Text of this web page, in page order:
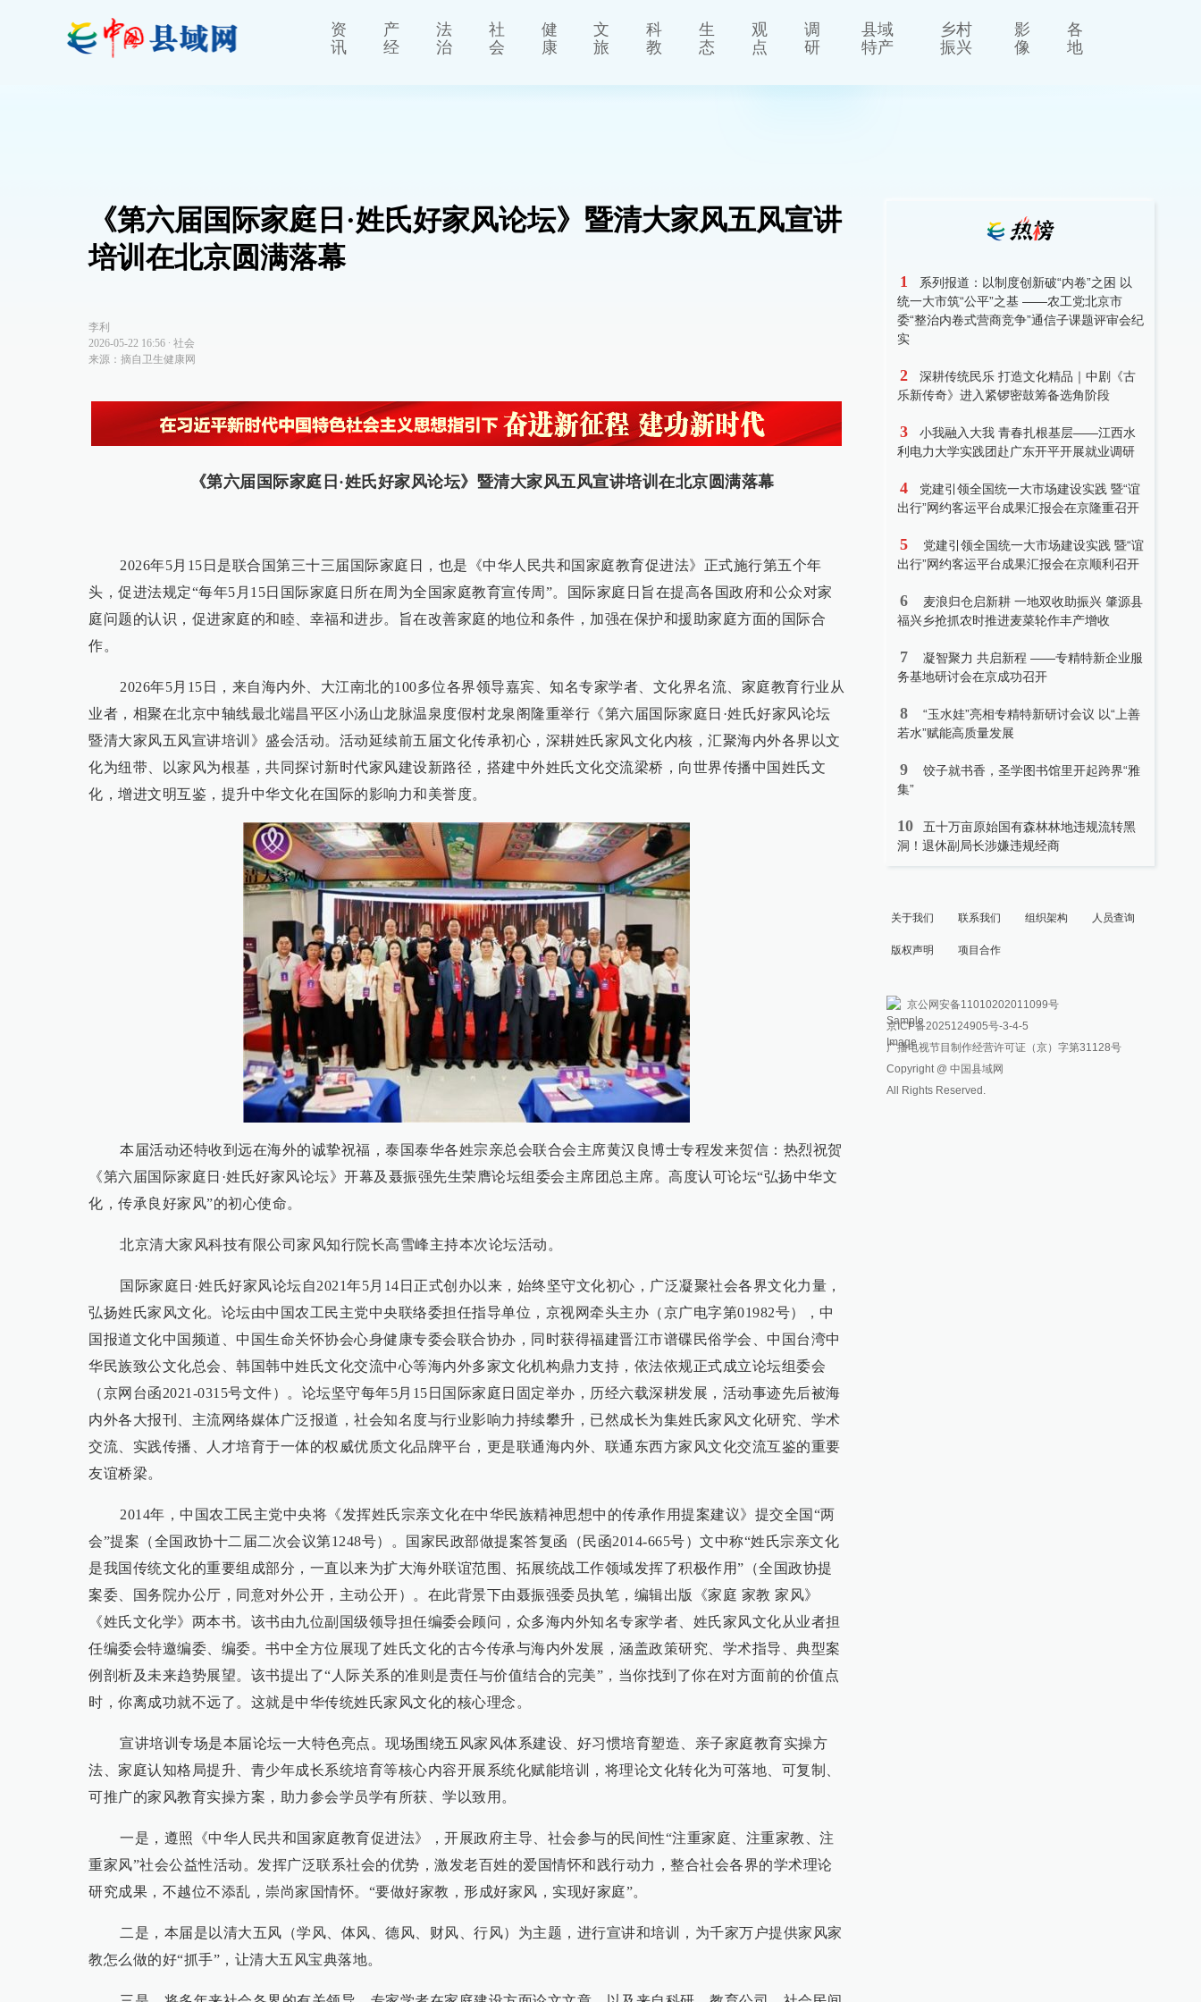
资
讯
产
经
法
治
社
会
健
康
文
旅
科
教
生
态
观
点
调
研
县域
特产
乡村
振兴
影
像
各
地
《第六届国际家庭日·姓氏好家风论坛》暨清大家风五风宣讲
培训在北京圆满落幕
李利
2026-05-22 16:56 ∙ 社会
来源：摘自卫生健康网
《第六届国际家庭日·姓氏好家风论坛》暨清大家风五风宣讲培训在北京圆满落幕
2026年5月15日是联合国第三十三届国际家庭日，也是《中华人民共和国家庭教育促进法》正式施行第五个年
头，促进法规定“每年5月15日国际家庭日所在周为全国家庭教育宣传周”。国际家庭日旨在提高各国政府和公众对家
庭问题的认识，促进家庭的和睦、幸福和进步。旨在改善家庭的地位和条件，加强在保护和援助家庭方面的国际合
作。
2026年5月15日，来自海内外、大江南北的100多位各界领导嘉宾、知名专家学者、文化界名流、家庭教育行业从
业者，相聚在北京中轴线最北端昌平区小汤山龙脉温泉度假村龙泉阁隆重举行《第六届国际家庭日·姓氏好家风论坛
暨清大家风五风宣讲培训》盛会活动。活动延续前五届文化传承初心，深耕姓氏家风文化内核，汇聚海内外各界以文
化为纽带、以家风为根基，共同探讨新时代家风建设新路径，搭建中外姓氏文化交流梁桥，向世界传播中国姓氏文
化，增进文明互鉴，提升中华文化在国际的影响力和美誉度。
本届活动还特收到远在海外的诚挚祝福，泰国泰华各姓宗亲总会联合会主席黄汉良博士专程发来贺信：热烈祝贺
《第六届国际家庭日·姓氏好家风论坛》开幕及聂振强先生荣膺论坛组委会主席团总主席。高度认可论坛“弘扬中华文
化，传承良好家风”的初心使命。
北京清大家风科技有限公司家风知行院长高雪峰主持本次论坛活动。
国际家庭日·姓氏好家风论坛自2021年5月14日正式创办以来，始终坚守文化初心，广泛凝聚社会各界文化力量，
弘扬姓氏家风文化。论坛由中国农工民主党中央联络委担任指导单位，京视网牵头主办（京广电字第01982号），中
国报道文化中国频道、中国生命关怀协会心身健康专委会联合协办，同时获得福建晋江市谱碟民俗学会、中国台湾中
华民族致公文化总会、韩国韩中姓氏文化交流中心等海内外多家文化机构鼎力支持，依法依规正式成立论坛组委会
（京网台函2021-0315号文件）。论坛坚守每年5月15日国际家庭日固定举办，历经六载深耕发展，活动事迹先后被海
内外各大报刊、主流网络媒体广泛报道，社会知名度与行业影响力持续攀升，已然成长为集姓氏家风文化研究、学术
交流、实践传播、人才培育于一体的权威优质文化品牌平台，更是联通海内外、联通东西方家风文化交流互鉴的重要
友谊桥梁。
2014年，中国农工民主党中央将《发挥姓氏宗亲文化在中华民族精神思想中的传承作用提案建议》提交全国“两
会”提案（全国政协十二届二次会议第1248号）。国家民政部做提案答复函（民函2014-665号）文中称“姓氏宗亲文化
是我国传统文化的重要组成部分，一直以来为扩大海外联谊范围、拓展统战工作领域发挥了积极作用”（全国政协提
案委、国务院办公厅，同意对外公开，主动公开）。在此背景下由聂振强委员执笔，编辑出版《家庭 家教 家风》
《姓氏文化学》两本书。该书由九位副国级领导担任编委会顾问，众多海内外知名专家学者、姓氏家风文化从业者担
任编委会特邀编委、编委。书中全方位展现了姓氏文化的古今传承与海内外发展，涵盖政策研究、学术指导、典型案
例剖析及未来趋势展望。该书提出了“人际关系的准则是责任与价值结合的完美”，当你找到了你在对方面前的价值点
时，你离成功就不远了。这就是中华传统姓氏家风文化的核心理念。
宣讲培训专场是本届论坛一大特色亮点。现场围绕五风家风体系建设、好习惯培育塑造、亲子家庭教育实操方
法、家庭认知格局提升、青少年成长系统培育等核心内容开展系统化赋能培训，将理论文化转化为可落地、可复制、
可推广的家风教育实操方案，助力参会学员学有所获、学以致用。
一是，遵照《中华人民共和国家庭教育促进法》，开展政府主导、社会参与的民间性“注重家庭、注重家教、注
重家风”社会公益性活动。发挥广泛联系社会的优势，激发老百姓的爱国情怀和践行动力，整合社会各界的学术理论
研究成果，不越位不添乱，崇尚家国情怀。“要做好家教，形成好家风，实现好家庭”。
二是，本届是以清大五风（学风、体风、德风、财风、行风）为主题，进行宣讲和培训，为千家万户提供家风家
教怎么做的好“抓手”，让清大五风宝典落地。
1
系列报道：以制度创新破“内卷”之困 以
统一大市筑“公平”之基 ——农工党北京市
委“整治内卷式营商竞争”通信子课题评审会纪
实
2
深耕传统民乐 打造文化精品｜中剧《古
乐新传奇》进入紧锣密鼓筹备选角阶段
3
小我融入大我 青春扎根基层——江西水
利电力大学实践团赴广东开平开展就业调研
4
党建引领全国统一大市场建设实践 暨“谊
出行”网约客运平台成果汇报会在京隆重召开
5
党建引领全国统一大市场建设实践 暨“谊
出行”网约客运平台成果汇报会在京顺利召开
6
麦浪归仓启新耕 一地双收助振兴 肇源县
福兴乡抢抓农时推进麦菜轮作丰产增收
7
凝智聚力 共启新程 ——专精特新企业服
务基地研讨会在京成功召开
8
“玉水娃”亮相专精特新研讨会议 以“上善
若水”赋能高质量发展
9
饺子就书香，圣学图书馆里开起跨界“雅
集”
10
五十万亩原始国有森林林地违规流转黑
洞！退休副局长涉嫌违规经商
关于我们 联系我们 组织架构 人员查询
版权声明 项目合作
京公网安备11010202011099号
京ICP备2025124905号-3-4-5
广播电视节目制作经营许可证（京）字第31128号
Copyright @ 中国县域网
All Rights Reserved.